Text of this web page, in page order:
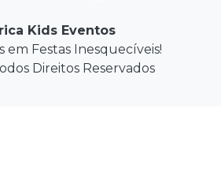
Kids Eventos
em Festas Inesquecíveis!
Direitos Reservados